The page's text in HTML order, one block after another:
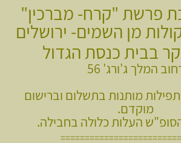
פרשת "קרח- מברכין"
מן השמים- ירושלים
בבית כנסת הגדול
המלך ג'ורג' 56
מותנות בתשלום וברישום
מוקדם.
העלות כלולה בחבילה.